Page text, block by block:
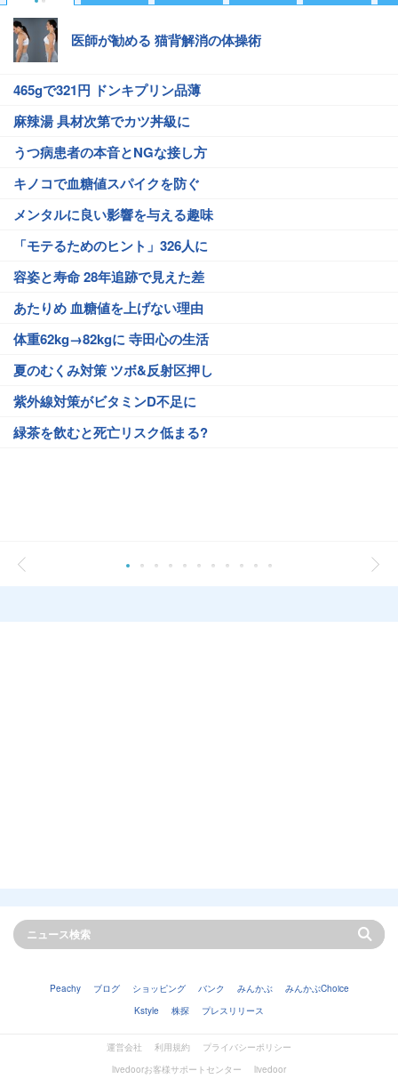
医師が勧める 猫背解消の体操術
465gで321円 ドンキプリン品薄
麻辣湯 具材次第でカツ丼級に
うつ病患者の本音とNGな接し方
キノコで血糖値スパイクを防ぐ
メンタルに良い影響を与える趣味
「モテるためのヒント」326人に
容姿と寿命 28年追跡で見えた差
あたりめ 血糖値を上げない理由
体重62kg→82kgに 寺田心の生活
夏のむくみ対策 ツボ&反射区押し
紫外線対策がビタミンD不足に
緑茶を飲むと死亡リスク低まる?
Peachy ブログ ショッピング バンク みんかぶ
みんかぶChoice
Kstyle
株探 プレスリリース
運営会社 利用規約
プライバシーポリシー
livedoorお客様サポートセンター
livedoor